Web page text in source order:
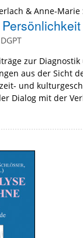
& Anne-Marie
zur
aus der Sicht
und
Dialog mit der